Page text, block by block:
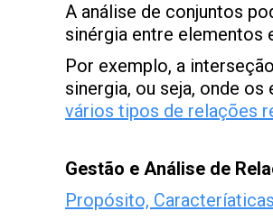
A análise de conjuntos
sinérgia entre elementos
Por exemplo, a
sinergia, ou seja, onde
vários tipos de relações
Gestão e Análise de
Propósito,